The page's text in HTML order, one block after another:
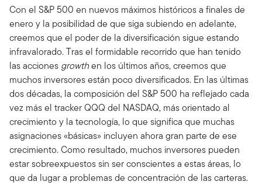
Con el S&P 500 en nuevos máximos históricos a finales de
enero y la posibilidad de que siga subiendo en adelante,
creemos que el poder de la diversificación sigue estando
infravalorado. Tras el formidable recorrido que han tenido
las acciones growthen los últimos años, creemos que
muchos inversores están poco diversificados. En las últimas
dos décadas, la composición del S&P 500 ha reflejado cada
vez más el tracker QQQ del NASDAQ, más orientado al
crecimiento y la tecnología, lo que significa que muchas
asignaciones «básicas» incluyen ahora gran parte de ese
crecimiento. Como resultado, muchos inversores pueden
estar sobreexpuestos sin ser conscientes a estas áreas, lo
que da lugar a problemas de concentración de las carteras.